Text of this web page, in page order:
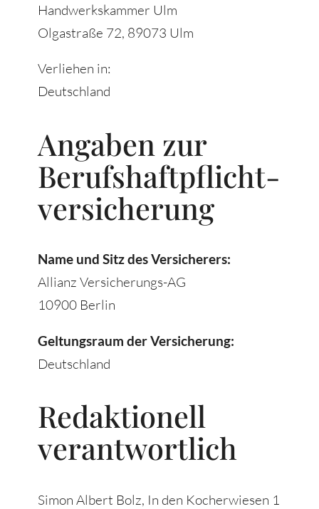
Handwerkskammer Ulm
Olgastraße 72, 89073 Ulm
Verliehen in:
Deutschland
Angaben zur
Berufs­haftpflicht­
versicherung
Name und Sitz des Versicherers:
Allianz Versicherungs-AG
10900 Berlin
Geltungsraum der Versicherung:
Deutschland
Redaktionell
verantwortlich
Simon Albert Bolz, In den Kocherwiesen 1